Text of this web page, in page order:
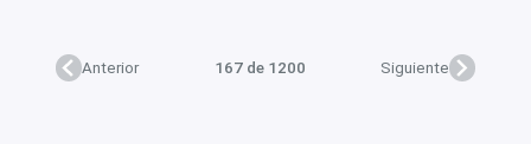
Anterior 167 de 1200 Siguiente